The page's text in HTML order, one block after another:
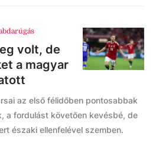
volt, de
a magyar
az első félidőben pontosabbak
a fordulást követően kevésbé, de
északi ellenfelével szemben.